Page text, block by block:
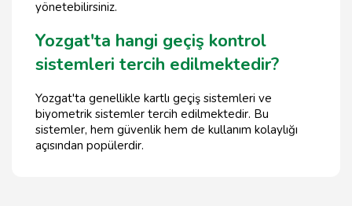
yönetebilirsiniz.
Yozgat'ta hangi geçiş kontrol
sistemleri tercih edilmektedir?
Yozgat'ta genellikle kartlı geçiş sistemleri ve
biyometrik sistemler tercih edilmektedir. Bu
sistemler, hem güvenlik hem de kullanım kolaylığı
açısından popülerdir.